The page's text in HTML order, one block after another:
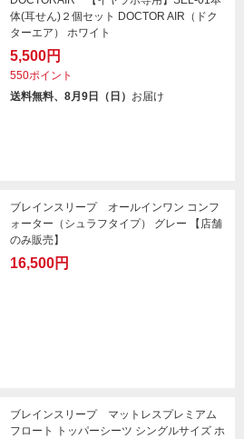
体(耳せん)２個セット DOCTOR AIR（ドク
ターエア） ホワイト
5,500円
550ポイント
送料無料、8月9日（日） お届け
ブレインスリープ オールインワン コンフ
ォーター（シュラフタイプ） グレー 【店舗
のみ販売】
16,500円
ブレインスリープ マットレスプレミアム
フロート トッパーシーツ シングルサイズ ホ